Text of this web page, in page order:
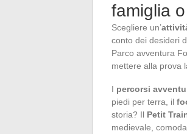
famiglia
Scegliere un’
conto dei desideri
Parco avventura
mettere alla prova
I percorsi
piedi per terra, il
storia? Il Petit
medievale,